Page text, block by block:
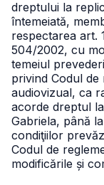
dreptului la
întemeiată,
respectarea art.
504/2002, cu
temeiul
privind Codul
audiovizual, ca
acorde dreptul
Gabriela, până
condiţiilor
Codul de
modificările și